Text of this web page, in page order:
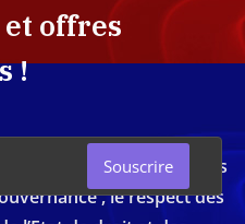
offres
!
Souscrire
résolument engagé dans
, le respect des